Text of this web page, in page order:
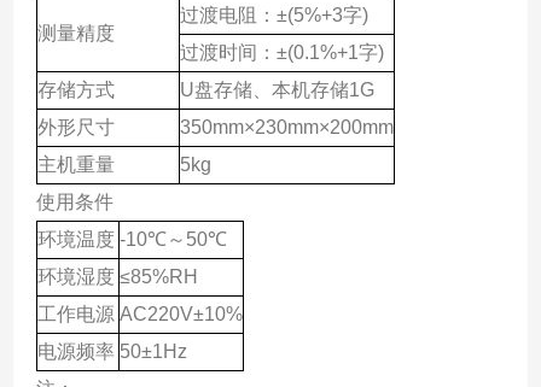
测量精度
过渡电阻：±(5%+3字)
过渡时间：±(0.1%+1字)
存储方式
U盘存储、本机存储1G
外形尺寸
350mm×230mm×200mm
主机重量
5kg
使用条件
环境温度 -10℃～50℃
环境湿度 ≤85%RH
工作电源 AC220V±10%
电源频率 50±1Hz